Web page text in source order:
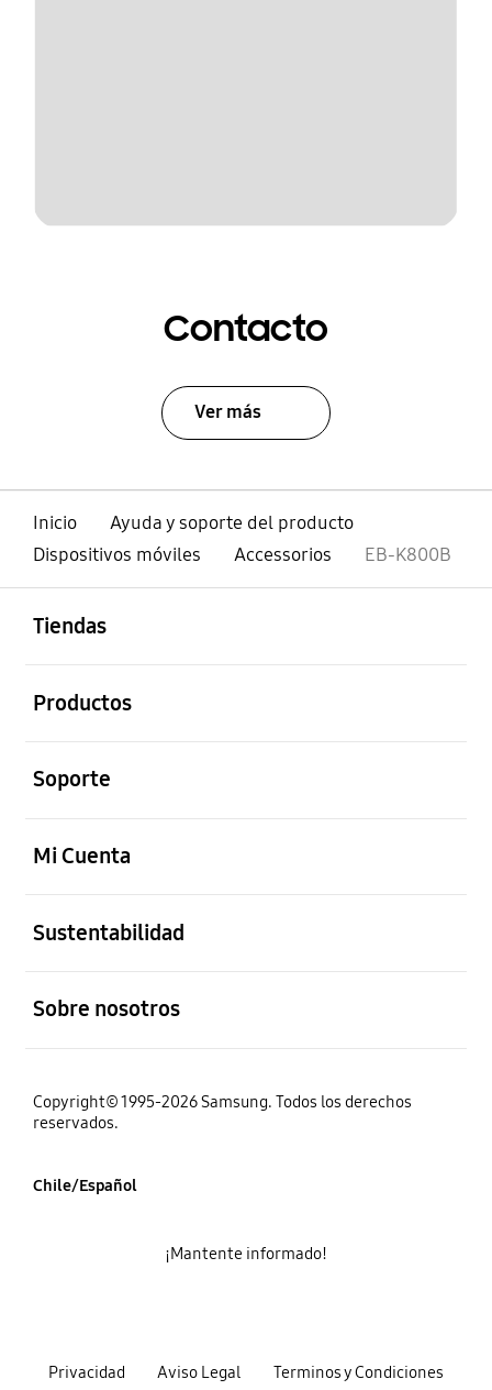
Contacto
Ver más
Inicio
Ayuda y soporte del producto
Dispositivos móviles
Accessorios EB-K800B
Tiendas
Productos
Soporte
Mi Cuenta
Sustentabilidad
Sobre nosotros
Copyright© 1995-2026 Samsung. Todos los derechos
reservados.
Chile/Español
Privacidad Aviso Legal Terminos y Condiciones
¡Mantente informado!